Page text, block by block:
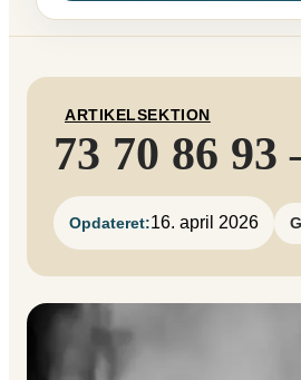
ARTIKELSEKTION
73 70 86
Opdateret:16. april 2026